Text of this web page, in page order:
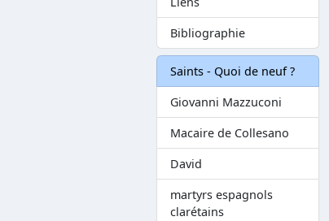
Bibliographie
Saints - Quoi de neuf ?
Giovanni Mazzuconi
Macaire de Collesano
David
martyrs espagnols
clarétains